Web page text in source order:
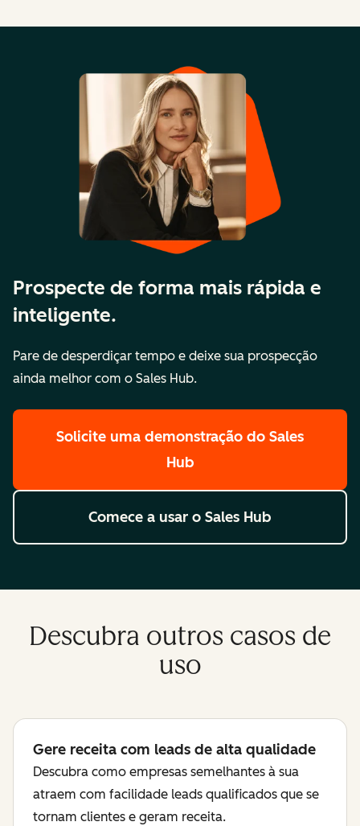
Prospecte de forma mais rápida e
inteligente.
Pare de desperdiçar tempo e deixe sua prospecção
ainda melhor com o Sales Hub.
Solicite uma demonstração do Sales
Hub
Comece a usar o Sales Hub
Descubra outros casos de
uso
Gere receita com leads de alta qualidade
Descubra como empresas semelhantes à sua
atraem com facilidade leads qualificados que se
tornam clientes e geram receita.